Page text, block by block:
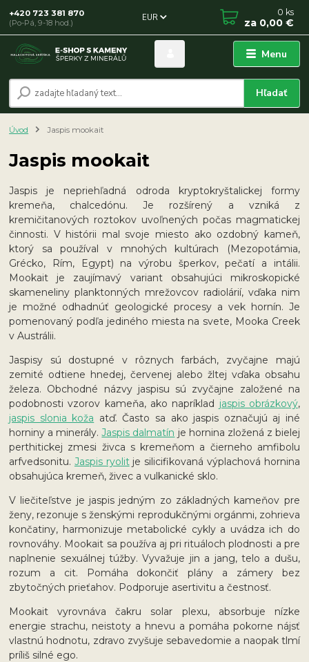
Menu
EUR
Hľadať
+420 723 381 870
(Po-Pá, 9-18 hod.)
0 ks
za 0,00 €
Úvod Jaspis mookait
Jaspis mookait
Jaspis je nepriehľadná odroda kryptokryštalickej formy
kremeňa, chalcedónu. Je rozšírený a vzniká z
kremičitanových roztokov uvoľnených počas magmatickej
činnosti. V histórii mal svoje miesto ako ozdobný kameň,
ktorý sa používal v mnohých kultúrach (Mezopotámia,
Grécko, Rím, Egypt) na výrobu šperkov, pečatí a intálii.
Mookait je zaujímavý variant obsahujúci mikroskopické
skameneliny planktonných mrežovcov radiolárií, vďaka nim
je možné odhadnúť geologické procesy a vek hornín. Je
pomenovaný podľa jediného miesta na svete, Mooka Creek
v Austrálii.
Jaspisy sú dostupné v rôznych farbách, zvyčajne majú
zemité odtiene hnedej, červenej alebo žltej vďaka obsahu
železa. Obchodné názvy jaspisu sú zvyčajne založené na
podobnosti vzorov kameňa, ako napríklad jaspis obrázkový,
jaspis slonia koža atď. Často sa ako jaspis označujú aj iné
horniny a minerály.Jaspis dalmatín je hornina zložená z bielej
perthitickej zmesi živca s kremeňom a čierneho amfibolu
arfvedsonitu. Jaspis ryolitje silicifikovaná výplachová hornina
obsahujúca kremeň, živec a vulkanické sklo.
V liečiteľstve je jaspis jedným zo základných kameňov pre
ženy, rezonuje s ženskými reprodukčnými orgánmi, zohrieva
končatiny, harmonizuje metabolické cykly a uvádza ich do
rovnováhy. Mookait sa používa aj pri rituáloch plodnosti a pre
naplnenie sexuálnej túžby. Vyvažuje jin a jang, telo a dušu,
rozum a cit. Pomáha dokončiť plány a zámery bez
zbytočných prieťahov. Podporuje asertivitu a čestnosť.
Mookait vyrovnáva čakru solar plexu, absorbuje nízke
energie strachu, neistoty a hnevu a pomáha pokorne nájsť
vlastnú hodnotu, zdravo zvyšuje sebavedomie a naopak tlmí
príliš silné ego.